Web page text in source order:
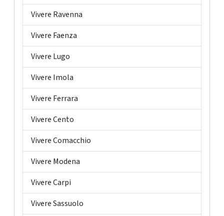
Vivere Ravenna
Vivere Faenza
Vivere Lugo
Vivere Imola
Vivere Ferrara
Vivere Cento
Vivere Comacchio
Vivere Modena
Vivere Carpi
Vivere Sassuolo